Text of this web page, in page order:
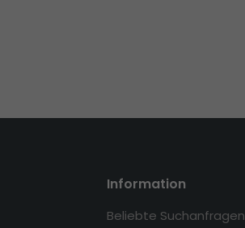
Information
Beliebte Suchanfragen